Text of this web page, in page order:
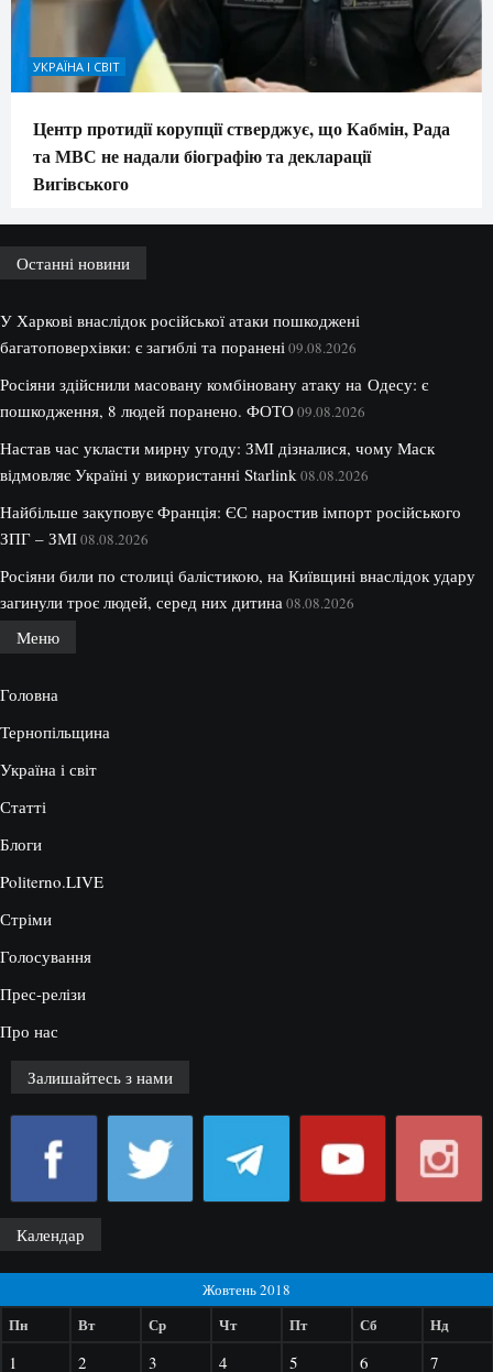
УКРАЇНА І СВІТ
Центр протидії корупції стверджує, що Кабмін, Рада
та МВС не надали біографію та декларації
Вигівського
Останні новини
У Харкові внаслідок російської атаки пошкоджені
багатоповерхівки: є загиблі та поранені 09.08.2026
Росіяни здійснили масовану комбіновану атаку на Одесу: є
пошкодження, 8 людей поранено. ФОТО09.08.2026
Настав час укласти мирну угоду: ЗМІ дізналися, чому Маск
відмовляє Україні у використанні Starlink 08.08.2026
Найбільше закуповує Франція: ЄС наростив імпорт російського
ЗПГ – ЗМІ08.08.2026
Росіяни били по столиці балістикою, на Київщині внаслідок удару
загинули троє людей, серед них дитина 08.08.2026
Меню
Головна
Тернопільщина
Україна і світ
Статті
Блоги
Politerno.LIVE
Стріми
Голосування
Прес-релізи
Про нас
Залишайтесь з нами
Календар
Жовтень 2018
Пн Вт Ср Чт Пт Сб Нд
1 2 3 4 5 6 7